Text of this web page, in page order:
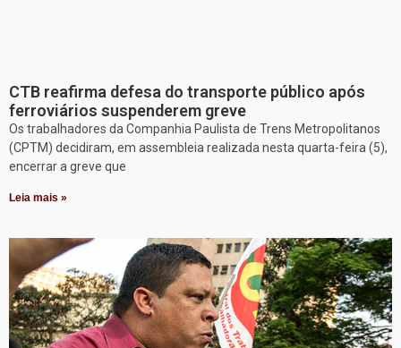
CTB reafirma defesa do transporte público após
ferroviários suspenderem greve
Os trabalhadores da Companhia Paulista de Trens Metropolitanos
(CPTM) decidiram, em assembleia realizada nesta quarta-feira (5),
encerrar a greve que
Leia mais »